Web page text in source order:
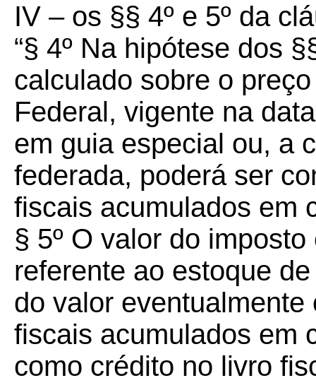
IV – os §§ 4º e 5º da
“§ 4º Na hipótese dos
calculado sobre o
Federal, vigente na
em guia especial ou, a
federada, poderá ser
fiscais acumulados em
§ 5º O valor do
referente ao estoque
do valor
fiscais acumulados em
como crédito no livro